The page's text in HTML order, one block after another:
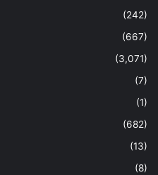
(242)
(667)
(3,071)
(7)
(1)
(682)
(13)
(8)